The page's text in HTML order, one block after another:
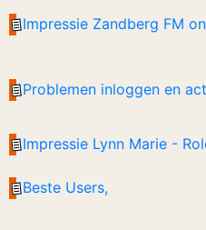
Impressie Zandberg FM
Problemen inloggen en
Impressie Lynn Marie -
Beste Users,